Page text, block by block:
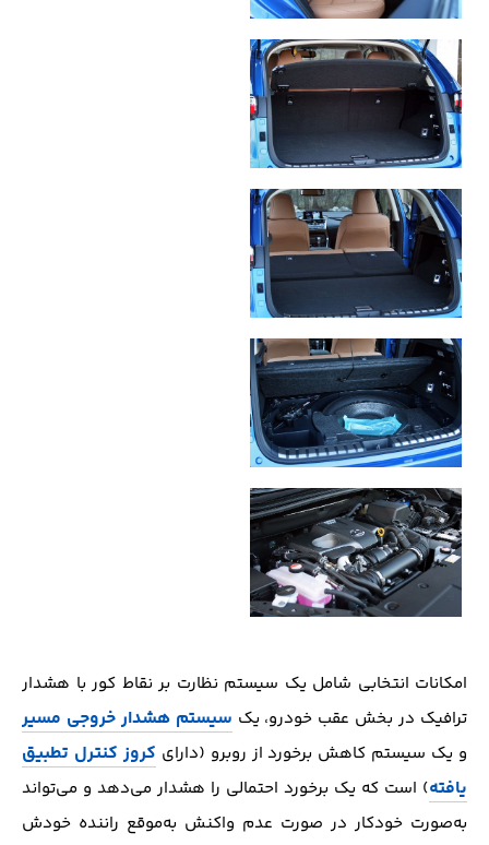
امکانات انتخابی شامل یک سیستم نظارت بر نقاط کور با هشدار
ترافیک در بخش عقب خودرو، یک سیستم هشدار خروجی مسیر
و یک سیستم کاهش برخورد از روبرو (دارای کروز کنترل تطبیق
یافته) است که یک برخورد احتمالی را هشدار می‌دهد و می‌تواند
به‌صورت خودکار در صورت عدم واکنش به‌موقع راننده خودش